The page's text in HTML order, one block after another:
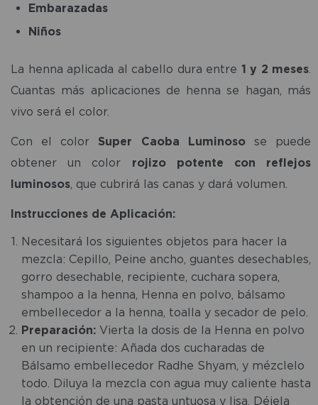
Embarazadas
Niños
La henna aplicada al cabello dura entre 1 y 2 meses
Cuantas más aplicaciones de henna se hagan, más
vivo será el color.
Con el color Super Caoba Luminosose puede
obtener un color rojizo potente con reflejos
luminosos , que cubrirá las canas y dará volumen.
Instrucciones de Aplicación:
Necesitará los siguientes objetos para hacer la
mezcla: Cepillo, Peine ancho, guantes desechables,
gorro desechable, recipiente, cuchara sopera,
shampoo a la henna, Henna en polvo, bálsamo
embellecedor a la henna, toalla y secador de pelo.
Preparación: Vierta la dosis de la Henna en polvo
en un recipiente: Añada dos cucharadas de
Bálsamo embellecedor Radhe Shyam, y mézclelo
todo. Diluya la mezcla con agua muy caliente hasta
la obtención de una pasta untuosa y lisa. Déjela